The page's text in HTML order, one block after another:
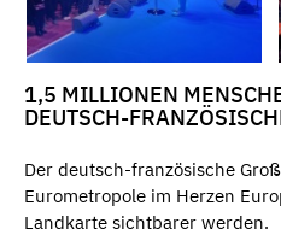
1,5 MILLIONEN
DEUTSCH-
Der deutsch-französische
Eurometropole im Herzen
Landkarte sichtbarer werden.